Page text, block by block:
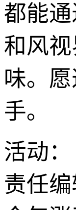
都能
和风
味。
手。
活动：
责任